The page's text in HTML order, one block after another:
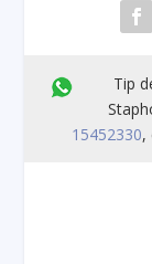
Tip
15452330,